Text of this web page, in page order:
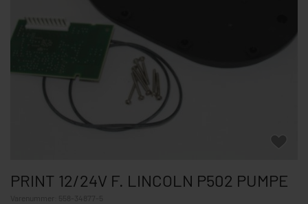
PRINT 12/24V F. LINCOLN P502 PUMPE
558-34877-5